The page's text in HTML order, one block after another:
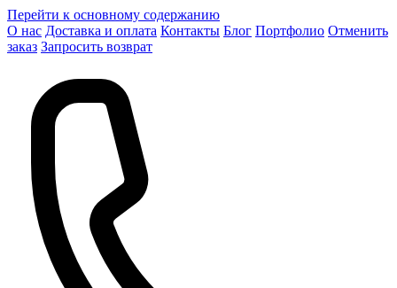
Перейти к основному содержанию
О нас Доставка и оплата Контакты Блог Портфолио Отменить
заказ Запросить возврат